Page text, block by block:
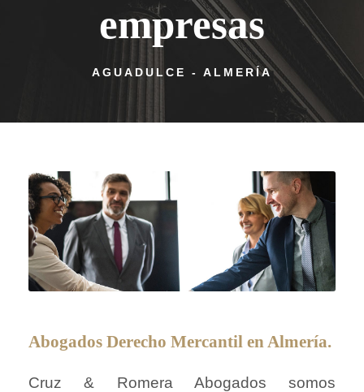
empresas
AGUADULCE - ALMERÍA
Abogados Derecho Mercantil en Almería.
Cruz & Romera Abogados somos